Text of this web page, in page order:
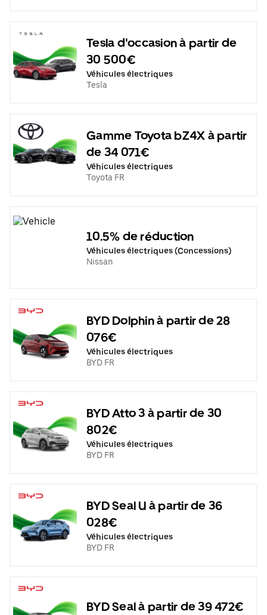
Tesla d'occasion à partir de
30 500€
Véhicules électriques
Tesla
Gamme Toyota bZ4X à partir
de 34 071€
Véhicules électriques
Toyota FR
10.5% de réduction
Véhicules électriques (Concessions)
Nissan
BYD Dolphin à partir de 28
076€
Véhicules électriques
BYD FR
BYD Atto 3 à partir de 30
802€
Véhicules électriques
BYD FR
BYD Seal U à partir de 36
028€
Véhicules électriques
BYD FR
BYD Seal à partir de 39 472€